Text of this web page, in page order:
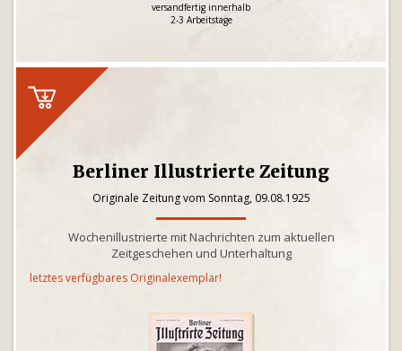
versandfertig innerhalb
2-3 Arbeitstage
Berliner Illustrierte Zeitung
Originale Zeitung vom Sonntag, 09.08.1925
Wochenillustrierte mit Nachrichten zum aktuellen
Zeitgeschehen und Unterhaltung
letztes verfügbares Originalexemplar!